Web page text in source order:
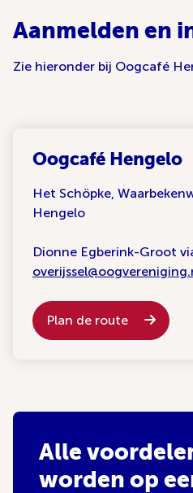
Aanmelden en
Zie hieronder bij Oogcafé
Oogcafé Hengelo
Het Schöpke,
Hengelo
Dionne Egberink-Groot
Plan de route
Alle
worden op